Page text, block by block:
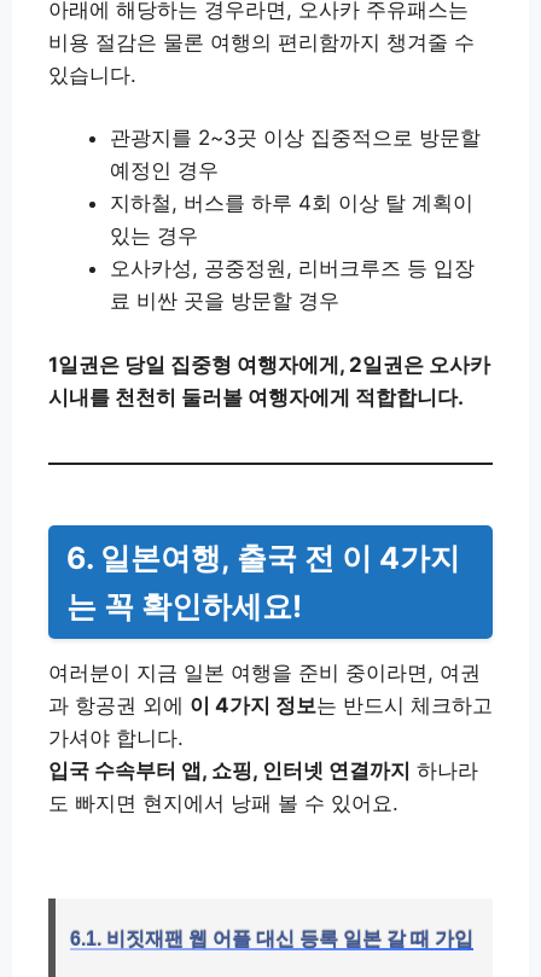
아래에 해당하는 경우라면, 오사카 주유패스는
비용 절감은 물론 여행의 편리함까지 챙겨줄 수
있습니다.
관광지를 2~3곳 이상 집중적으로 방문할
예정인 경우
지하철, 버스를 하루 4회 이상 탈 계획이
있는 경우
오사카성, 공중정원, 리버크루즈 등 입장
료 비싼 곳을 방문할 경우
1일권은 당일 집중형 여행자에게, 2일권은 오사카
시내를 천천히 둘러볼 여행자에게 적합합니다.
6. 일본여행, 출국 전 이 4가지
는 꼭 확인하세요!
여러분이 지금 일본 여행을 준비 중이라면, 여권
과 항공권 외에 이 4가지 정보는 반드시 체크하고
가셔야 합니다.
입국 수속부터 앱, 쇼핑, 인터넷 연결까지 하나라
도 빠지면 현지에서 낭패 볼 수 있어요.
6.1. 비짓재팬 웹 어플 대신 등록 일본 갈 때 가입